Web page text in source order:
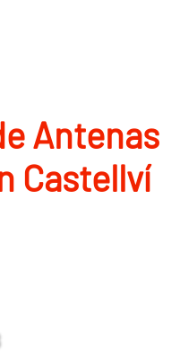
Antenas
Castellví